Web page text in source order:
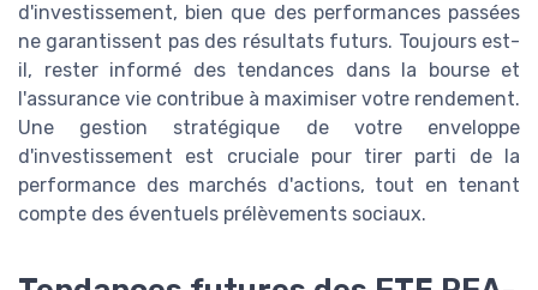
d'investissement, bien que des performances passées
ne garantissent pas des résultats futurs. Toujours est-
il, rester informé des tendances dans la bourse et
l'assurance vie contribue à maximiser votre rendement.
Une gestion stratégique de votre enveloppe
d'investissement est cruciale pour tirer parti de la
performance des marchés d'actions, tout en tenant
compte des éventuels prélèvements sociaux.